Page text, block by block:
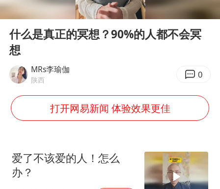
广东雷州通报特教老师招聘违规事件
“立秋的第一杯奶茶”又爆单了
山东一元代青花杯离奇失踪
两名乘客在飞机上因调节座椅起冲突
山东潍坊发布大风黄色预警
Play
02:44
什么是真正的冥想？90%的人都不会冥
想
MRs李瑜伽
陕西 0
打开网易新闻 体验效果更佳
爱了不该爱的人！怎么
办？